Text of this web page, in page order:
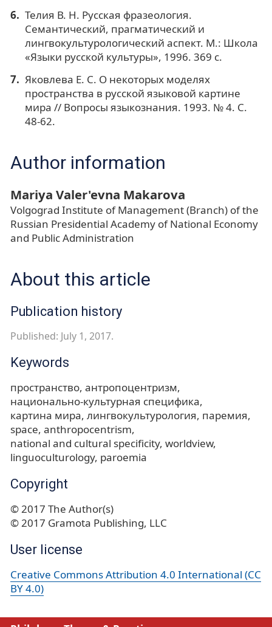
Телия В. Н. Русская фразеология.
Семантический, прагматический и
лингвокультурологический аспект. М.: Школа
«Языки русской культуры», 1996. 369 с.
Яковлева Е. С. О некоторых моделях
пространства в русской языковой картине
мира // Вопросы языкознания. 1993. № 4. С.
48-62.
Author information
Mariya Valer'evna Makarova
Volgograd Institute of Management (Branch) of the
Russian Presidential Academy of National Economy
and Public Administration
About this article
Publication history
Published: July 1, 2017.
Keywords
пространство антропоцентризм
национально-культурная специфика
картина мира лингвокультурология паремия
space anthropocentrism
national and cultural specificity worldview
linguoculturology paroemia
Copyright
© 2017 The Author(s)
© 2017 Gramota Publishing, LLC
User license
Creative Commons Attribution 4.0 International (CC
BY 4.0)